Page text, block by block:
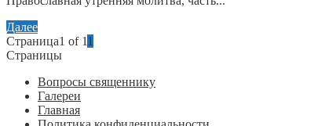
Далее
Страница1 of 11
Страницы
Вопросы священнику
Галереи
Главная